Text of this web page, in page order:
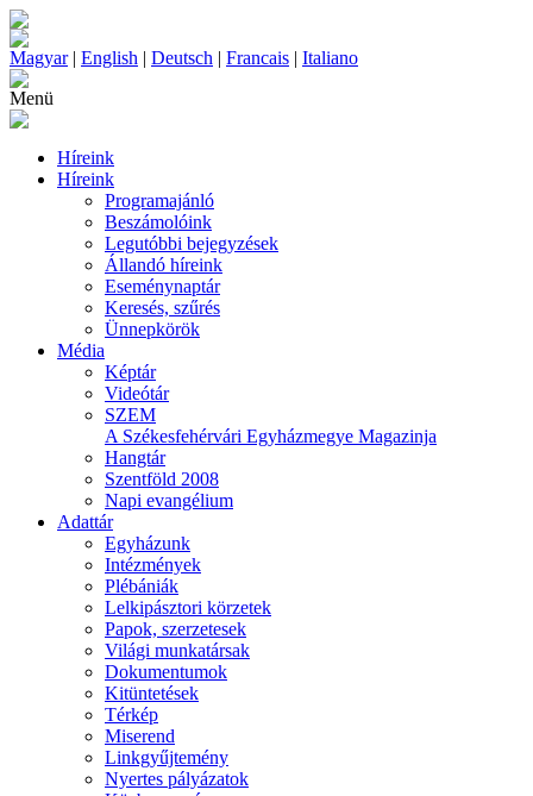
Magyar| English | Deutsch | Francais | Italiano
Menü
Híreink
Híreink
Programajánló
Beszámolóink
Legutóbbi bejegyzések
Állandó híreink
Eseménynaptár
Keresés, szűrés
Ünnepkörök
Média
Képtár
Videótár
SZEM
A Székesfehérvári Egyházmegye Magazinja
Hangtár
Szentföld 2008
Napi evangélium
Adattár
Egyházunk
Intézmények
Plébániák
Lelkipásztori körzetek
Papok, szerzetesek
Világi munkatársak
Dokumentumok
Kitüntetések
Térkép
Miserend
Linkgyűjtemény
Nyertes pályázatok